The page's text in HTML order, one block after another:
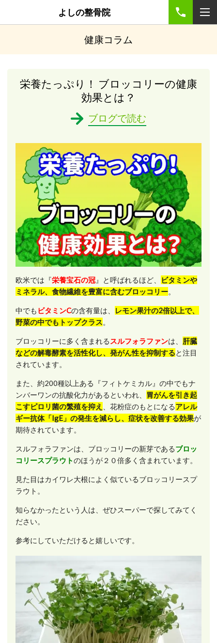
よしの整骨院
健康コラム
栄養たっぷり！ ブロッコリーの健康
効果とは？
ブログで読む
欧米では『栄養宝石の冠』と呼ばれるほど、
ビタミンや
ミネラル、食物繊維を豊富に含むブロッコリー。
中でも ビタミンCの含有量は、
レモン果汁の2倍以上で、
野菜の中でもトップクラス。
ブロッコリーに多く含まれる スルフォラファンは、 肝臓
などの解毒酵素を活性化し、発がん性を抑制すると注目
されています。
また、約200種以上ある『フィトケミカル』の中でもナ
ンバーワンの抗酸化力があるといわれ、
胃がんを引き起
こすピロリ菌の繁殖を抑え
、花粉症のもとになるアレル
ギー抗体「IgE」の発生を減らし、症状を改善する効果が
期待されています。
スルフォラファンは、ブロッコリーの新芽であるブロッ
コリースプラウトのほうが２０倍多く含まれています。
見た目はカイワレ大根によく似ているブロッコリースプ
ラウト。
知らなかったという人は、ぜひスーパーで探してみてく
ださい。
参考にしていただけると嬉しいです。